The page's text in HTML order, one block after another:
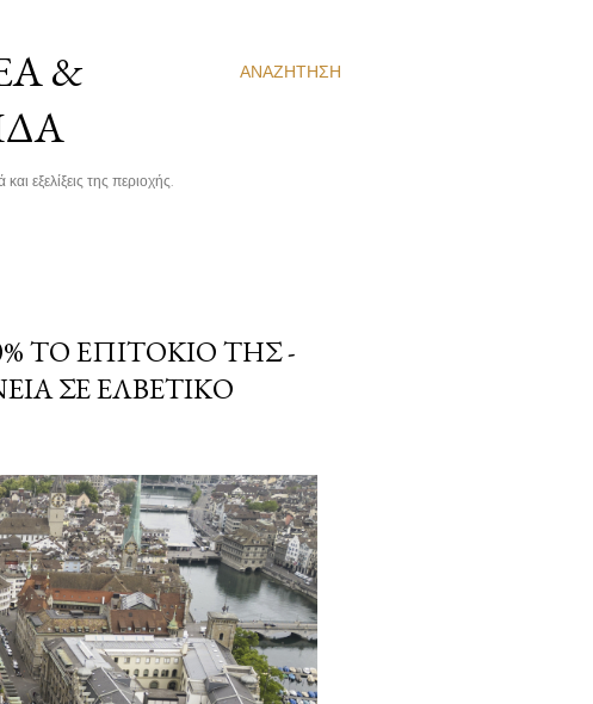
ΑΝΑΖΉΤΗΣΗ
&
εξελίξεις της περιοχής.
ΤΟ ΕΠΙΤΌΚΙΟ ΤΗΣ -
ΣΕ ΕΛΒΕΤΙΚΌ